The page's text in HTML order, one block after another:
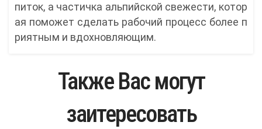
питок, а частичка альпийской свежести, котор
ая поможет сделать рабочий процесс более п
риятным и вдохновляющим.
Также Вас могут
заитересовать